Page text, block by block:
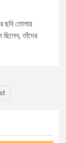
ছবি তোলায়
ছিলেন, তাঁদের